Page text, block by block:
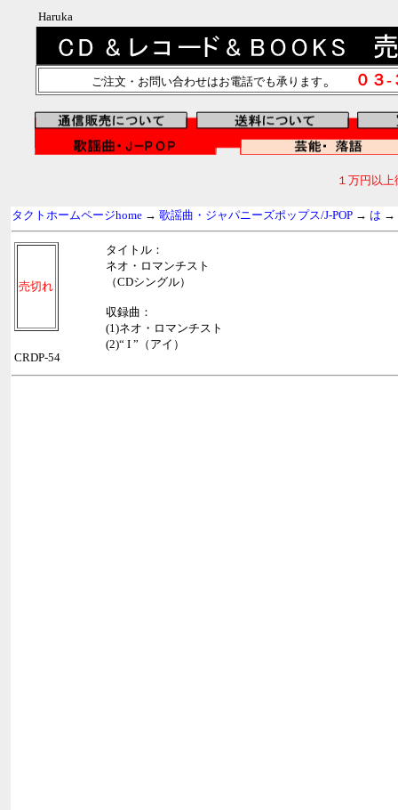
Haruka
ご注文・お問い合わせはお電話でも承ります。 ０３
１万円以
タクトホームページhome → 歌謡曲・ジャパニーズポップス/J-POP → は →
売切れ
タイトル：
ネオ・ロマンチスト
（CDシングル）
収録曲：
(1)ネオ・ロマンチスト
(2)“ I ”（アイ）
CRDP-54